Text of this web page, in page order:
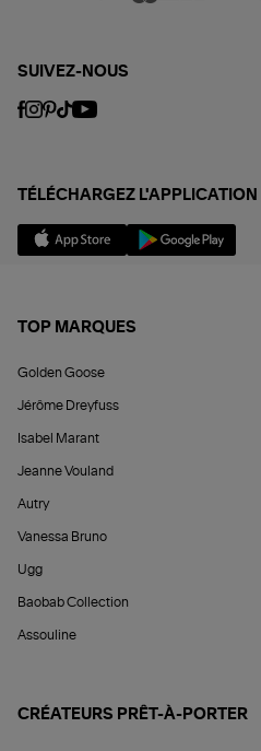
SUIVEZ-NOUS
TÉLÉCHARGEZ L'APPLICATION
TOP MARQUES
Golden Goose
Jérôme Dreyfuss
Isabel Marant
Jeanne Vouland
Autry
Vanessa Bruno
Ugg
Baobab Collection
Assouline
CRÉATEURS PRÊT-À-PORTER